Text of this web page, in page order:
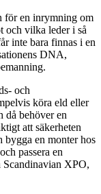
för en inrymning om
och vilka leder i så
inte bara finnas i en
DNA,
och
köra eld eller
då behöver en
att säkerheten
bygga en monter hos
passera en
Scandinavian XPO,